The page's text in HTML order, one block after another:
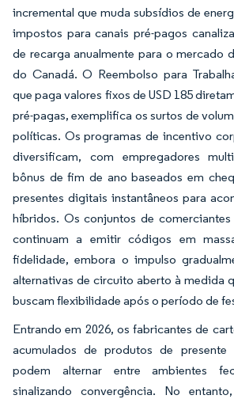
incremental que muda subsídios de
impostos para canais pré-pagos
de recarga anualmente para o mercado
do Canadá. O Reembolso para
que paga valores fixos de USD 185
pré-pagas, exemplifica os surtos de
políticas. Os programas de incentivo
diversificam, com empregadores
bônus de fim de ano baseados em
presentes digitais instantâneos para
híbridos. Os conjuntos de
continuam a emitir códigos em
fidelidade, embora o impulso
alternativas de circuito aberto à medida
buscam flexibilidade após o período de
Entrando em 2026, os fabricantes de
acumulados de produtos de
podem alternar entre ambientes
sinalizando convergência. No